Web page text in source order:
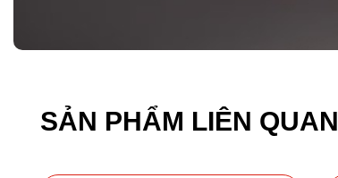
SẢN PHẨM LIÊN QUAN